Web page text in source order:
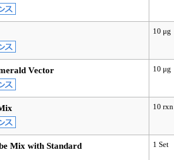
10 μg
Vector 10 μg
10 rxn
Mix with Standard 1 Set